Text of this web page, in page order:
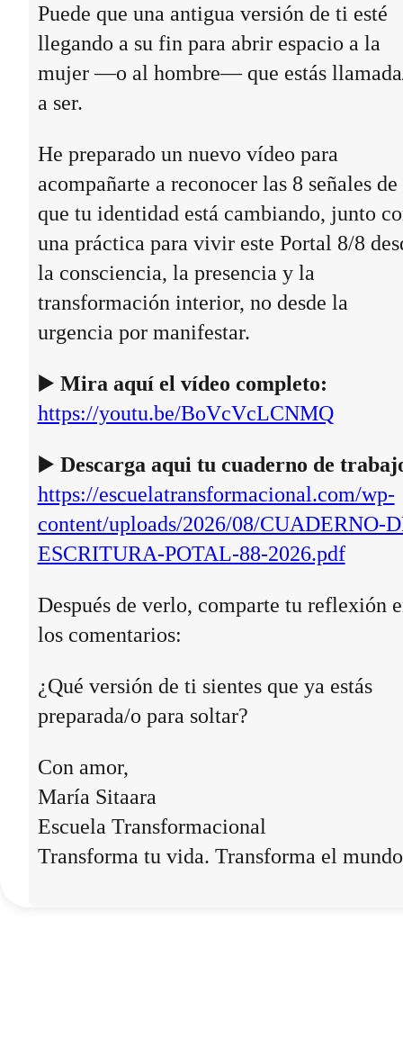
Puede que una antigua versión de ti esté
llegando a su fin para abrir espacio a la
mujer —o al hombre— que estás
a ser.
He preparado un nuevo vídeo para
acompañarte a reconocer las 8 señales de
que tu identidad está cambiando, junto
una práctica para vivir este Portal 8/8
la consciencia, la presencia y la
transformación interior, no desde la
urgencia por manifestar.
▶️ Mira aquí el vídeo completo:
https://youtu.be/BoVcVcLCNMQ
▶️ Descarga aqui tu cuaderno de
https://escuelatransformacional.com/wp-
content/uploads/2026/08/CUADERNO-
ESCRITURA-POTAL-88-2026.pdf
Después de verlo, comparte tu reflexión
los comentarios:
¿Qué versión de ti sientes que ya estás
preparada/o para soltar?
Con amor,
María Sitaara
Escuela Transformacional
Transforma tu vida. Transforma el